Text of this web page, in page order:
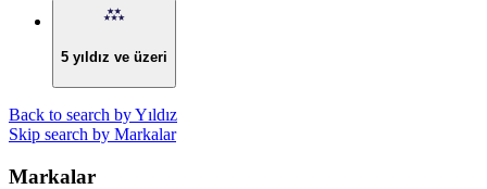
5 yıldız ve üzeri
Back to search by Yıldız
Skip search by Markalar
Markalar